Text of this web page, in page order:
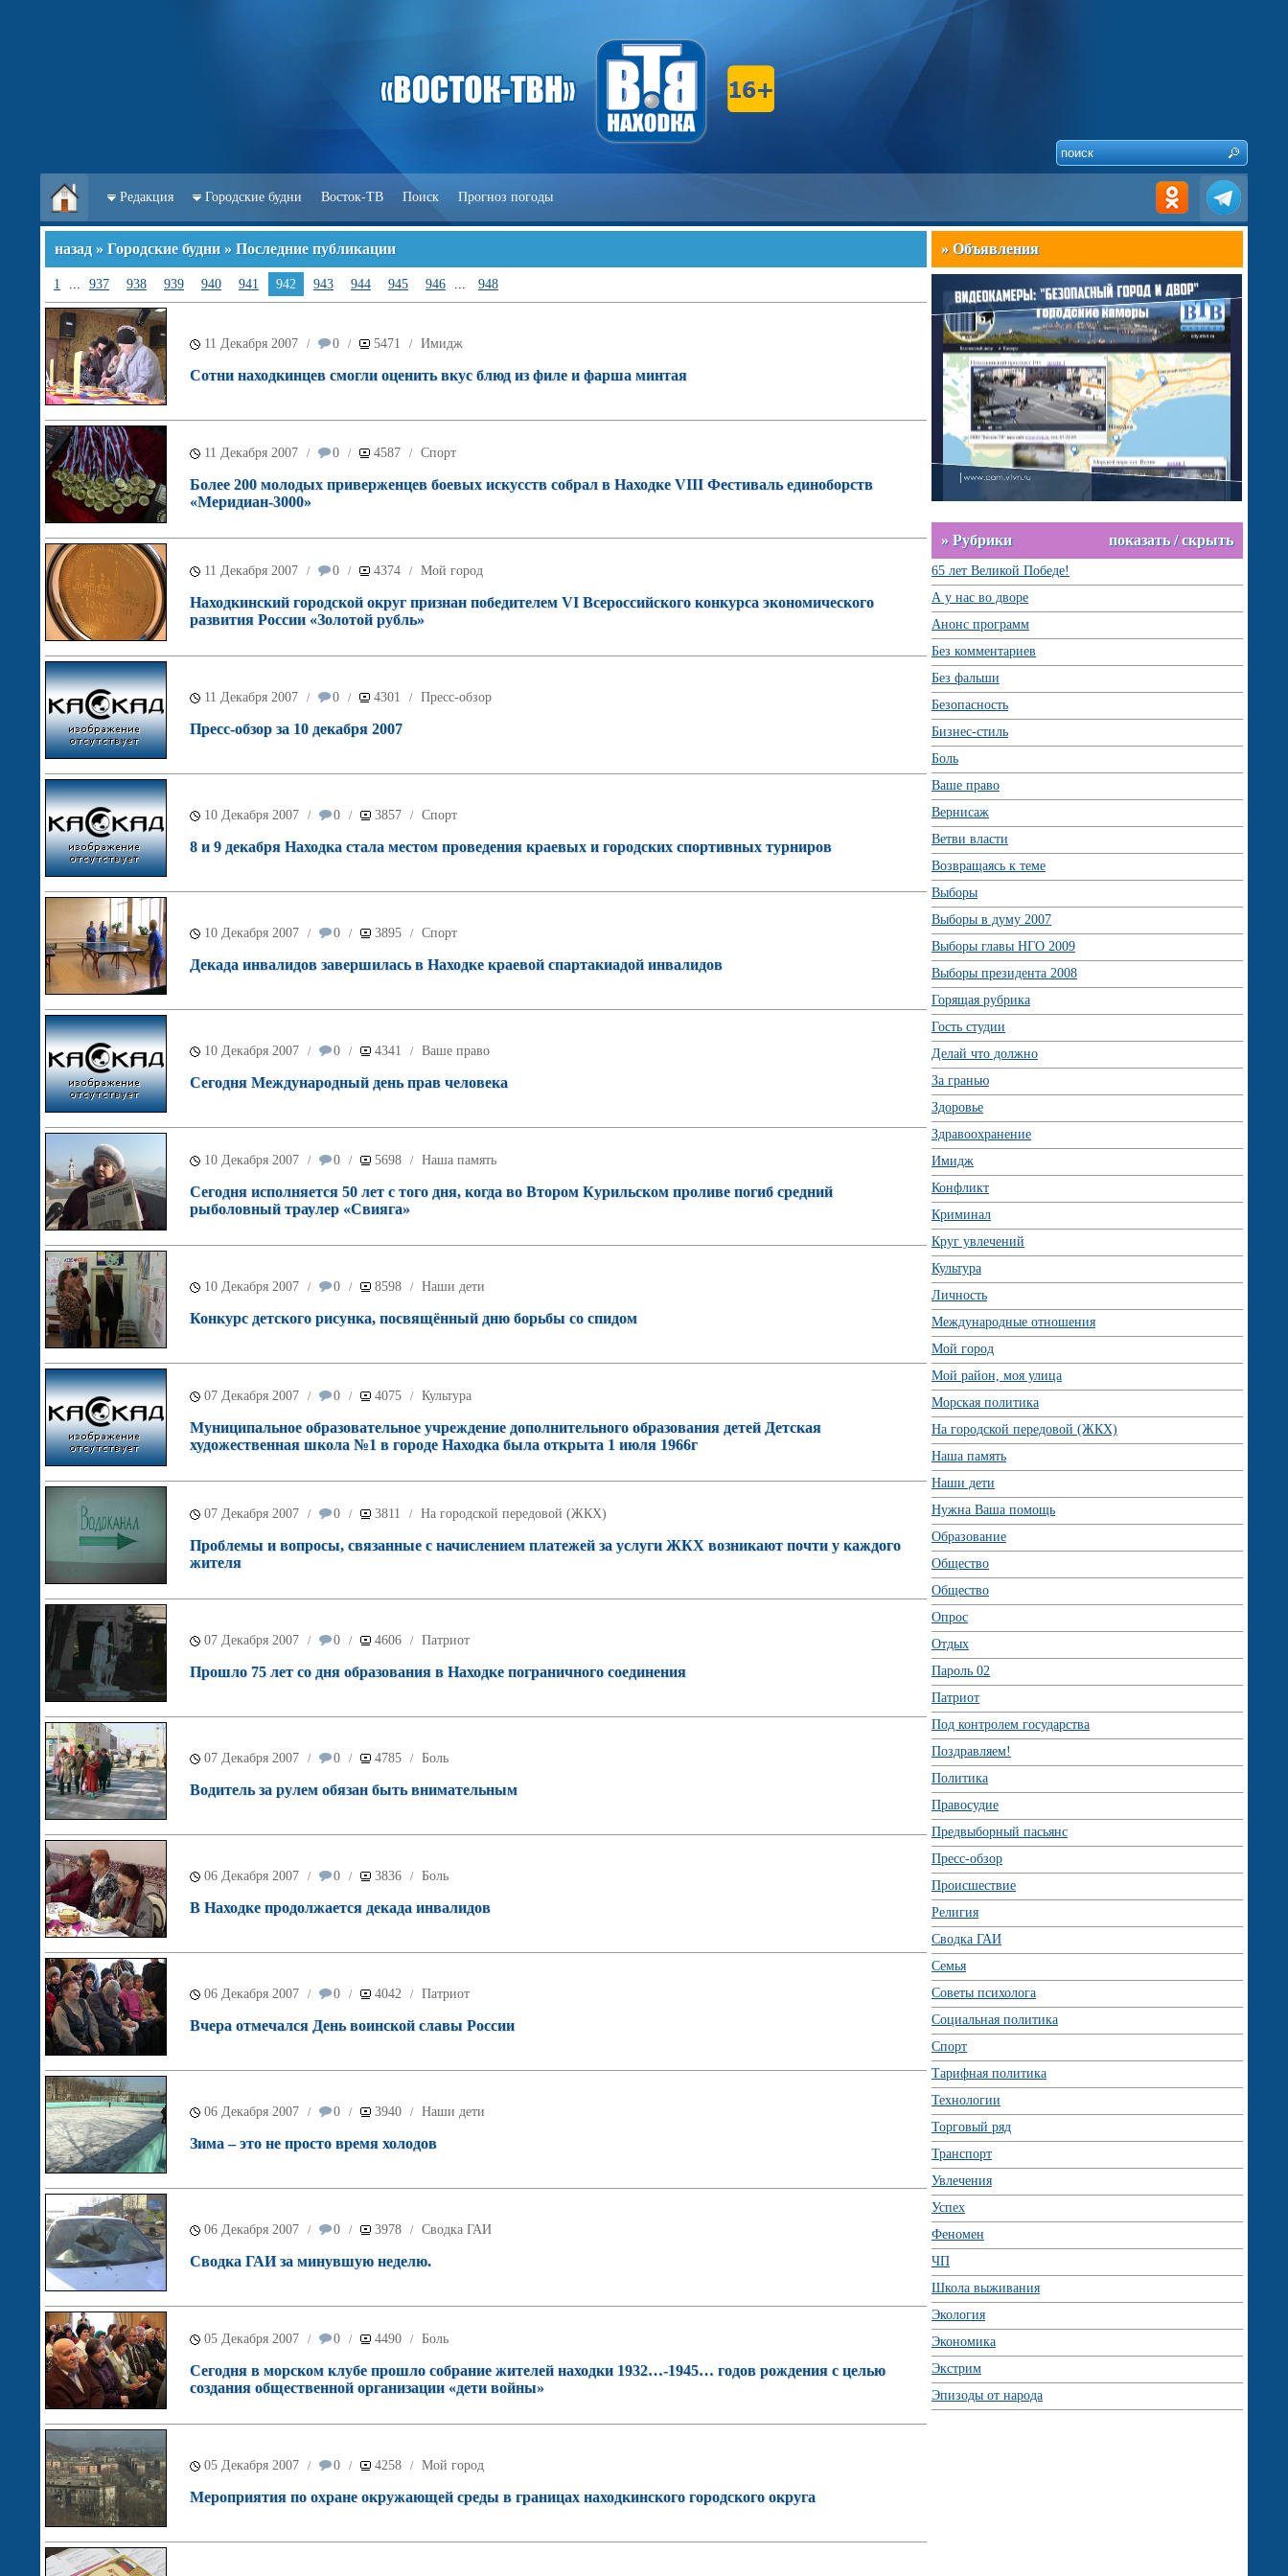
Редакция Городские будни Восток-ТВ Поиск Прогноз погоды
назад » Городские будни » Последние публикации
1 ... 937 938 939 940 941 942 943 944 945 946 ... 948
11 Декабря 2007 / 0 / 5471 / Имидж
Сотни находкинцев смогли оценить вкус блюд из филе и фарша минтая
11 Декабря 2007 / 0 / 4587 / Спорт
Более 200 молодых приверженцев боевых искусств собрал в Находке VIII Фестиваль единоборств
«Меридиан-3000»
11 Декабря 2007 / 0 / 4374 / Мой город
Находкинский городской округ признан победителем VI Всероссийского конкурса экономического
развития России «Золотой рубль»
11 Декабря 2007 / 0 / 4301 / Пресс-обзор
Пресс-обзор за 10 декабря 2007
10 Декабря 2007 / 0 / 3857 / Спорт
8 и 9 декабря Находка стала местом проведения краевых и городских спортивных турниров
10 Декабря 2007 / 0 / 3895 / Спорт
Декада инвалидов завершилась в Находке краевой спартакиадой инвалидов
10 Декабря 2007 / 0 / 4341 / Ваше право
Сегодня Международный день прав человека
10 Декабря 2007 / 0 / 5698 / Наша память
Сегодня исполняется 50 лет с того дня, когда во Втором Курильском проливе погиб средний
рыболовный траулер «Свияга»
10 Декабря 2007 / 0 / 8598 / Наши дети
Конкурс детского рисунка, посвящённый дню борьбы со спидом
07 Декабря 2007 / 0 / 4075 / Культура
Муниципальное образовательное учреждение дополнительного образования детей Детская
художественная школа №1 в городе Находка была открыта 1 июля 1966г
07 Декабря 2007 / 0 / 3811 / На городской передовой (ЖКХ)
Проблемы и вопросы, связанные с начислением платежей за услуги ЖКХ возникают почти у каждого
жителя
07 Декабря 2007 / 0 / 4606 / Патриот
Прошло 75 лет со дня образования в Находке пограничного соединения
07 Декабря 2007 / 0 / 4785 / Боль
Водитель за рулем обязан быть внимательным
06 Декабря 2007 / 0 / 3836 / Боль
В Находке продолжается декада инвалидов
06 Декабря 2007 / 0 / 4042 / Патриот
Вчера отмечался День воинской славы России
06 Декабря 2007 / 0 / 3940 / Наши дети
Зима – это не просто время холодов
06 Декабря 2007 / 0 / 3978 / Сводка ГАИ
Сводка ГАИ за минувшую неделю.
05 Декабря 2007 / 0 / 4490 / Боль
Сегодня в морском клубе прошло собрание жителей находки 1932…-1945… годов рождения с целью
создания общественной организации «дети войны»
05 Декабря 2007 / 0 / 4258 / Мой город
Мероприятия по охране окружающей среды в границах находкинского городского округа
» Объявления
» Рубрики показать / скрыть
65 лет Великой Победе!
А у нас во дворе
Анонс программ
Без комментариев
Без фальши
Безопасность
Бизнес-стиль
Боль
Ваше право
Вернисаж
Ветви власти
Возвращаясь к теме
Выборы
Выборы в думу 2007
Выборы главы НГО 2009
Выборы президента 2008
Горящая рубрика
Гость студии
Делай что должно
За гранью
Здоровье
Здравоохранение
Имидж
Конфликт
Криминал
Круг увлечений
Культура
Личность
Международные отношения
Мой город
Мой район, моя улица
Морская политика
На городской передовой (ЖКХ)
Наша память
Наши дети
Нужна Ваша помощь
Образование
Общество
Общество
Опрос
Отдых
Пароль 02
Патриот
Под контролем государства
Поздравляем!
Политика
Правосудие
Предвыборный пасьянс
Пресс-обзор
Происшествие
Религия
Сводка ГАИ
Семья
Советы психолога
Социальная политика
Спорт
Тарифная политика
Технологии
Торговый ряд
Транспорт
Увлечения
Успех
Феномен
ЧП
Школа выживания
Экология
Экономика
Экстрим
Эпизоды от народа